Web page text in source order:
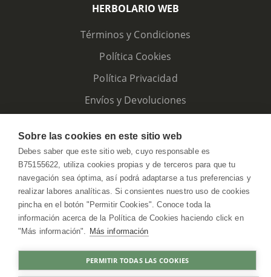
HERBOLARIO WEB
Términos y Condiciones
Política Cookies
Política Privacidad
Envíos y Devoluciones
HerbolarioWeb © 2026. All Rights Reserved
Sobre las cookies en este sitio web
Debes saber que este sitio web, cuyo responsable es
B75155622, utiliza cookies propias y de terceros para que tu
navegación sea óptima, así podrá adaptarse a tus preferencias y
realizar labores analíticas. Si consientes nuestro uso de cookies
pincha en el botón "Permitir Cookies". Conoce toda la
información acerca de la Política de Cookies haciendo click en
"Más información". Más información
PERMITIR TODAS LAS COOKIES